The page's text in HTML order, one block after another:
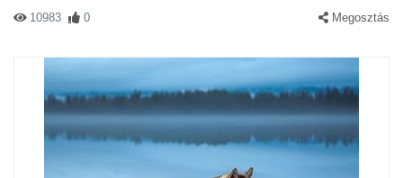
10983 0 Megosztás